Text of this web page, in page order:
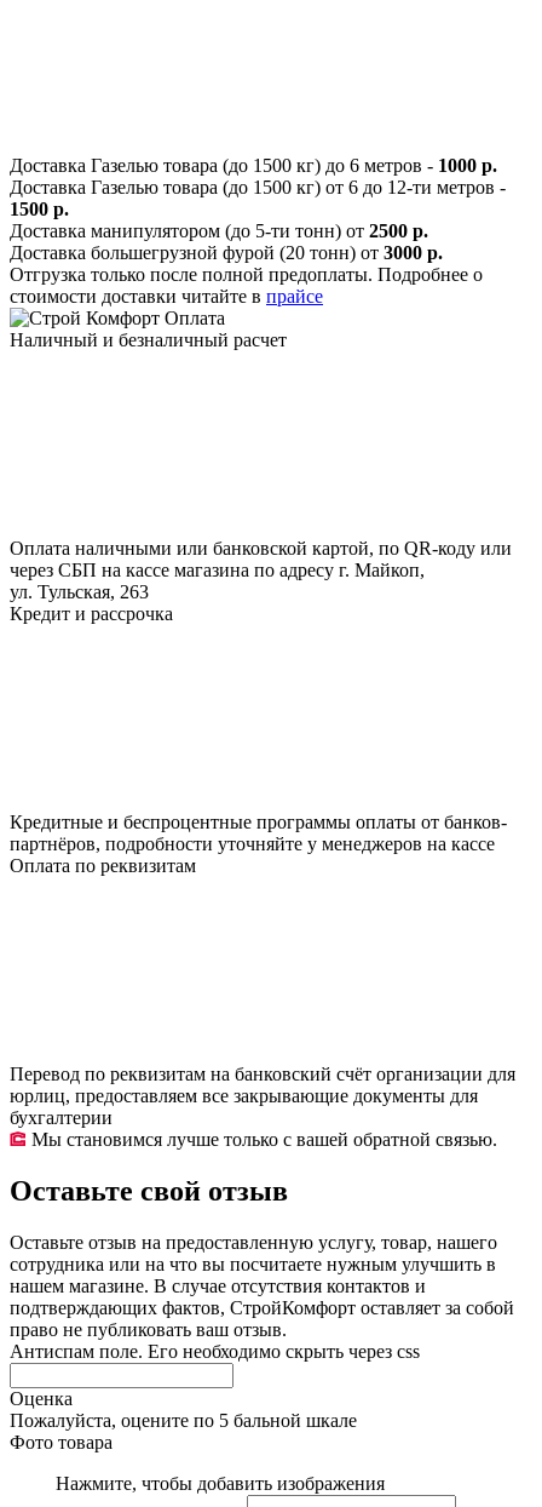
Доставка Газелью товара (до 1500 кг) до 6 метров - 1000 р.
Доставка Газелью товара (до 1500 кг) от 6 до 12-ти метров -
1500 р.
Доставка манипулятором (до 5-ти тонн) от 2500 р.
Доставка большегрузной фурой (20 тонн) от 3000 р.
Отгрузка только после полной предоплаты. Подробнее о
стоимости доставки читайте в прайсе
Оплата
Наличный и безналичный расчет
Оплата наличными или банковской картой, по QR-коду или
через СБП на кассе магазина по адресу г. Майкоп,
ул. Тульская, 263
Кредит и рассрочка
Кредитные и беспроцентные программы оплаты от банков-
партнёров, подробности уточняйте у менеджеров на кассе
Оплата по реквизитам
Перевод по реквизитам на банковский счёт организации для
юрлиц, предоставляем все закрывающие документы для
бухгалтерии
Мы становимся лучше только с вашей обратной связью.
Оставьте свой отзыв
Оставьте отзыв на предоставленную услугу, товар, нашего
сотрудника или на что вы посчитаете нужным улучшить в
нашем магазине. В случае отсутствия контактов и
подтверждающих фактов, СтройКомфорт оставляет за собой
право не публиковать ваш отзыв.
Антиспам поле. Его необходимо скрыть через css
Оценка
Пожалуйста, оцените по 5 бальной шкале
Фото товара
Нажмите, чтобы добавить изображения